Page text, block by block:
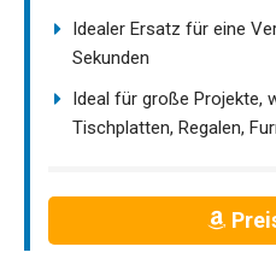
Idealer Ersatz für eine
Sekunden
Ideal für große Projekte,
Tischplatten, Regalen,